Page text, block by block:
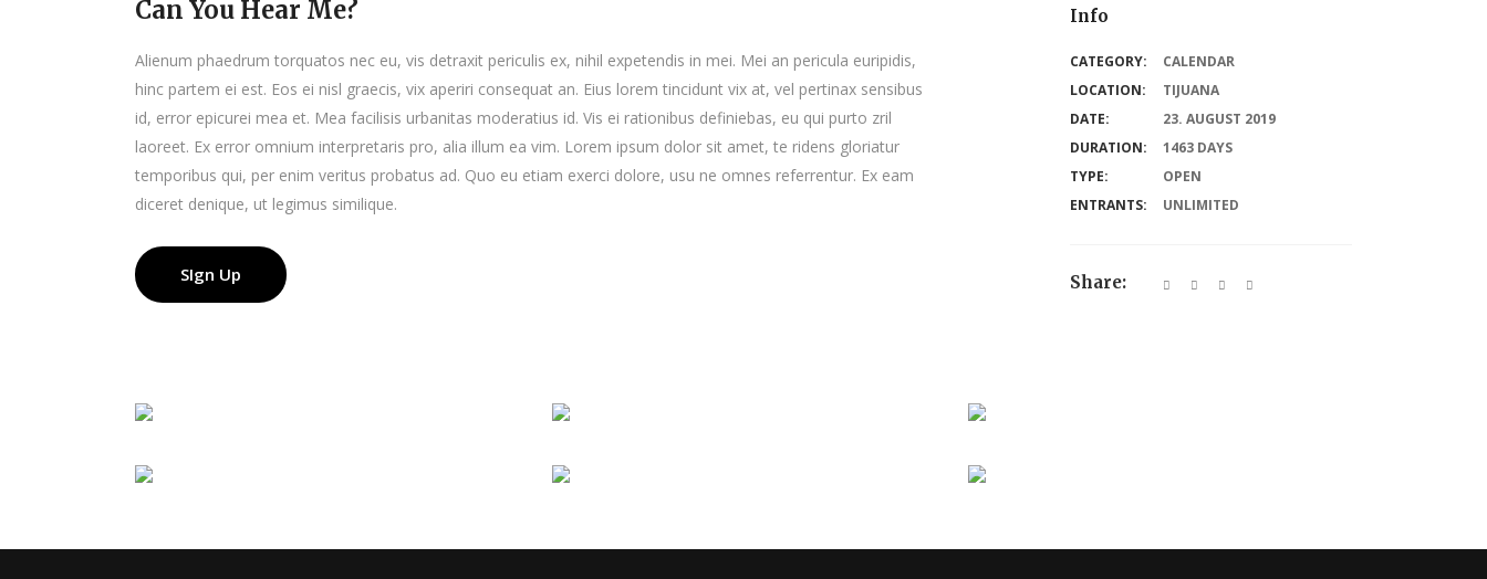
Can You Hear Me? Info
Alienum phaedrum torquatos nec eu, vis detraxit periculis ex, nihil expetendis in mei. Mei an pericula euripidis,
hinc partem ei est. Eos ei nisl graecis, vix aperiri consequat an. Eius lorem tincidunt vix at, vel pertinax sensibus
id, error epicurei mea et. Mea facilisis urbanitas moderatius id. Vis ei rationibus definiebas, eu qui purto zril
laoreet. Ex error omnium interpretaris pro, alia illum ea vim. Lorem ipsum dolor sit amet, te ridens gloriatur
temporibus qui, per enim veritus probatus ad. Quo eu etiam exerci dolore, usu ne omnes referrentur. Ex eam
diceret denique, ut legimus similique.
SIgn Up
CATEGORY:
CALENDAR
LOCATION:
TIJUANA
DATE:
23. AUGUST 2019
DURATION:
1463 DAYS
TYPE:
OPEN
ENTRANTS:
UNLIMITED
Share: